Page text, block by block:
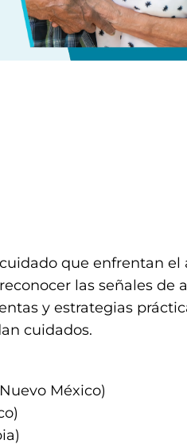
que enfrentan
las señales de
y estrategias
cuidados.
México)